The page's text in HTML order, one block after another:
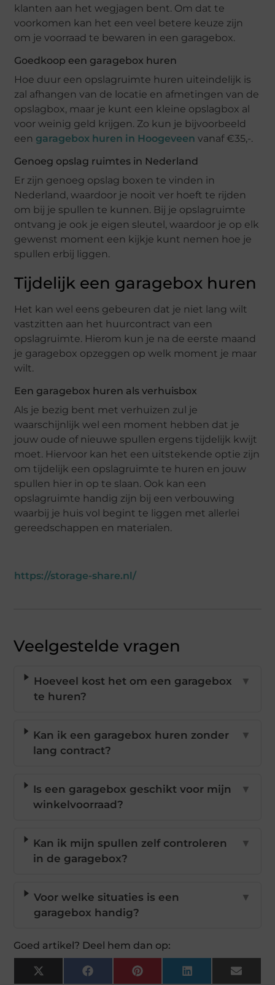
klanten aan het wegjagen bent. Om dat te
voorkomen kan het een veel betere keuze zijn
om je voorraad te bewaren in een garagebox.
Goedkoop een garagebox huren
Hoe duur een opslagruimte huren uiteindelijk is
zal afhangen van de locatie en afmetingen van de
opslagbox, maar je kunt een kleine opslagbox al
voor weinig geld krijgen. Zo kun je bijvoorbeeld
een garagebox huren in Hoogeveen vanaf €35,-.
Genoeg opslag ruimtes in Nederland
Er zijn genoeg opslag boxen te vinden in
Nederland, waardoor je nooit ver hoeft te rijden
om bij je spullen te kunnen. Bij je opslagruimte
ontvang je ook je eigen sleutel, waardoor je op elk
gewenst moment een kijkje kunt nemen hoe je
spullen erbij liggen.
Tijdelijk een garagebox huren
Het kan wel eens gebeuren dat je niet lang wilt
vastzitten aan het huurcontract van een
opslagruimte. Hierom kun je na de eerste maand
je garagebox opzeggen op welk moment je maar
wilt.
Een garagebox huren als verhuisbox
Als je bezig bent met verhuizen zul je
waarschijnlijk wel een moment hebben dat je
jouw oude of nieuwe spullen ergens tijdelijk kwijt
moet. Hiervoor kan het een uitstekende optie zijn
om tijdelijk een opslagruimte te huren en jouw
spullen hier in op te slaan. Ook kan een
opslagruimte handig zijn bij een verbouwing
waarbij je huis vol begint te liggen met allerlei
gereedschappen en materialen.
https://storage-share.nl/
Veelgestelde vragen
Hoeveel kost het om een garagebox
te huren?
▼
Kan ik een garagebox huren zonder
lang contract?
▼
Is een garagebox geschikt voor mijn
winkelvoorraad?
▼
Kan ik mijn spullen zelf controleren
in de garagebox?
▼
Voor welke situaties is een
garagebox handig?
▼
Goed artikel? Deel hem dan op:
X
FacebookPinterestLinkedInEmail